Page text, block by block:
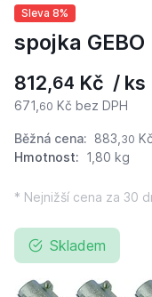
Sleva 8%
spojka
812,64 Kč / ks
671, 60 Kč bez DPH
Běžná cena: 883, 30 Kč
Hmotnost: 1,80 kg
* Nejnižší cena za 30
Skladem